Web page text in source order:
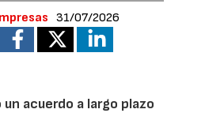
31/07/2026
un acuerdo a largo plazo